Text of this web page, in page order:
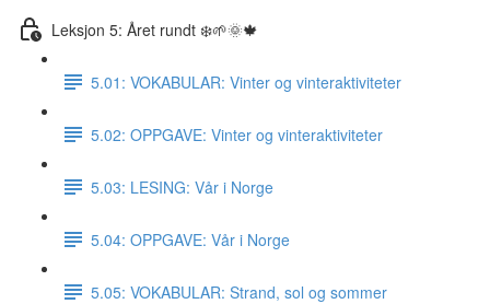
Leksjon 5: Året rundt ❄️🌱🌞🍁
5.01: VOKABULAR: Vinter og vinteraktiviteter
5.02: OPPGAVE: Vinter og vinteraktiviteter
5.03: LESING: Vår i Norge
5.04: OPPGAVE: Vår i Norge
5.05: VOKABULAR: Strand, sol og sommer